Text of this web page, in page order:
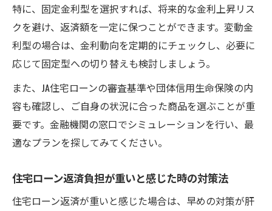
特に、固定金利型を選択すれば、将来的な金利上昇リス
クを避け、返済額を一定に保つことができます。変動金
利型の場合は、金利動向を定期的にチェックし、必要に
応じて固定型への切り替えも検討しましょう。
また、JA住宅ローンの審査基準や団体信用生命保険の内
容も確認し、ご自身の状況に合った商品を選ぶことが重
要です。金融機関の窓口でシミュレーションを行い、最
適なプランを探してみてください。
住宅ローン返済負担が重いと感じた時の対策法
住宅ローン返済が重いと感じた場合は、早めの対策が肝